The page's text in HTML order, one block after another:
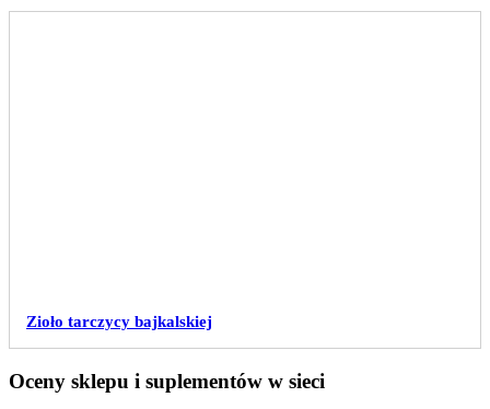
Zioło tarczycy bajkalskiej
Oceny sklepu i suplementów w sieci